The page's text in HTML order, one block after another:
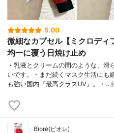
5.00
微細なカプセル【ミクロディ
均一に覆う日焼け止め
・乳液とクリームの間のような、滑
いです。・まだ続くマスク生活にも
も強い国内『最高クラスUV』。・…
Bioré(ビオレ)